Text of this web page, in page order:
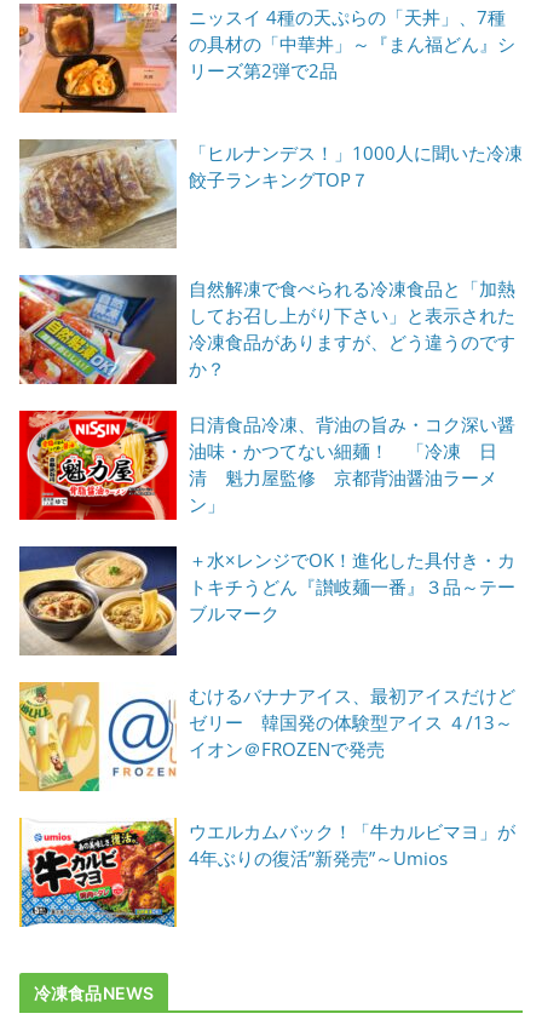
ニッスイ 4種の天ぷらの「天丼」、7種
の具材の「中華丼」～『まん福どん』シ
リーズ第2弾で2品
「ヒルナンデス！」1000人に聞いた冷凍
餃子ランキングTOP７
自然解凍で食べられる冷凍食品と「加熱
してお召し上がり下さい」と表示された
冷凍食品がありますが、どう違うのです
か？
日清食品冷凍、背油の旨み・コク深い醤
油味・かつてない細麺！ 「冷凍 日
清 魁力屋監修 京都背油醤油ラーメ
ン」
＋水×レンジでOK！進化した具付き・カ
トキチうどん『讃岐麺一番』３品～テー
ブルマーク
むけるバナナアイス、最初アイスだけど
ゼリー 韓国発の体験型アイス ４/13～
イオン＠FROZENで発売
ウエルカムバック！「牛カルビマヨ」が
4年ぶりの復活”新発売”～Umios
冷凍食品NEWS